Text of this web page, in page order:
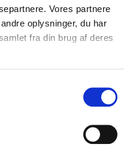
Vores partnere
oplysninger, du har
fra din brug af deres
på 350kr